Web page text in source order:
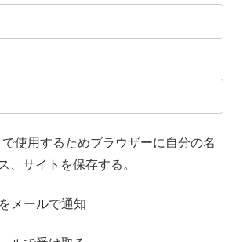
使用するためブラウザーに自分の名
、サイトを保存する。
メールで通知